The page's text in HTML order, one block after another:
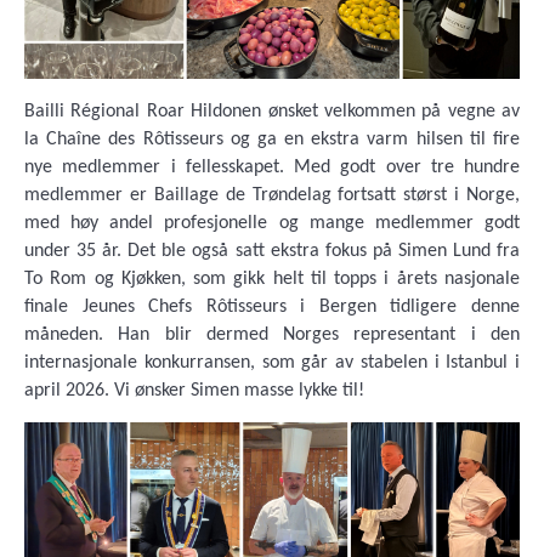
Bailli Régional Roar Hildonen ønsket velkommen på vegne av
la Chaîne des Rôtisseurs og ga en ekstra varm hilsen til fire
nye medlemmer i fellesskapet. Med godt over tre hundre
medlemmer er Baillage de Trøndelag fortsatt størst i Norge,
med høy andel profesjonelle og mange medlemmer godt
under 35 år. Det ble også satt ekstra fokus på Simen Lund fra
To Rom og Kjøkken, som gikk helt til topps i årets nasjonale
finale Jeunes Chefs Rôtisseurs i Bergen tidligere denne
måneden. Han blir dermed Norges representant i den
internasjonale konkurransen, som går av stabelen i Istanbul i
april 2026. Vi ønsker Simen masse lykke til!